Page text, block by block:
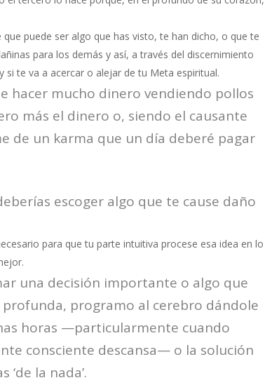
puede ser algo que has visto, te han dicho, o que te
para los demás y así, a través del discernimiento
te va a acercar o alejar de tu Meta espiritual.
hacer mucho dinero vendiendo pollos
más el dinero o, siendo el causante
de un karma que un día deberé pagar
escoger algo que te cause daño
para que tu parte intuitiva procese esa idea en lo
una decisión importante o algo que
programo al cerebro dándole
horas —particularmente cuando
consciente descansa— o la solución
la nada’.